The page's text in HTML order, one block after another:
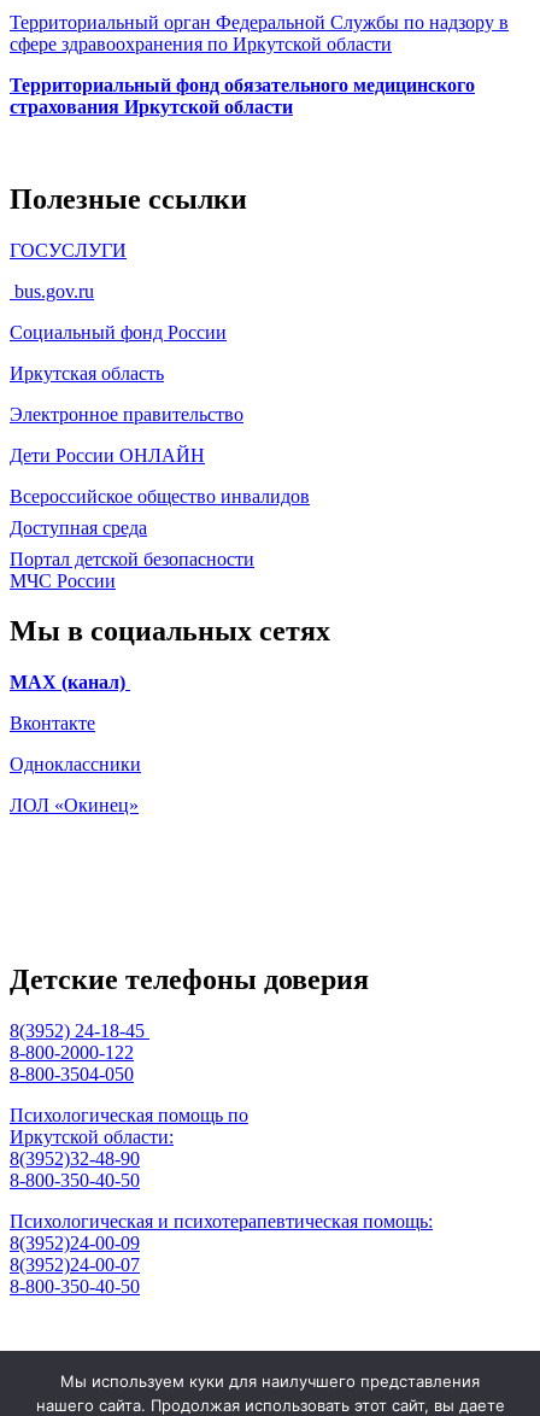
Территориальный орган Федеральной Службы по надзору в
сфере здравоохранения по Иркутской области
Территориальный фонд обязательного медицинского
страхования Иркутской области
Полезные ссылки
ГОСУСЛУГИ
bus.gov.ru
Социальный фонд России
Иркутская область
Электронное правительство
Дети России ОНЛАЙН
Всероссийское общество инвалидов
Доступная среда
Портал детской безопасности
МЧС России
Мы в социальных сетях
МАХ (канал)
Вконтакте
Одноклассники
ЛОЛ «Окинец»
Детские телефоны доверия
8(3952) 24-18-45
8-800-2000-122
8-800-3504-050
Психологическая помощь по
Иркутской области:
8(3952)32-48-90
8-800-350-40-50
Психологическая и психотерапевтическая помощь:
8(3952)24-00-09
8(3952)24-00-07
8-800-350-40-50
Контакты
Мы используем куки для наилучшего представления
нашего сайта. Продолжая использовать этот сайт, вы даете